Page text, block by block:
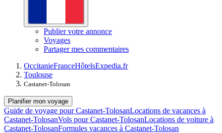
Publier votre annonce
Voyages
Partager mes commentaires
OccitanieFranceHôtelsExpedia.fr
Toulouse
Castanet-Tolosan
Planifier mon voyage
Guide de voyage pour Castanet-TolosanLocations de vacances à
Castanet-TolosanVols pour Castanet-TolosanLocations de voiture à
Castanet-TolosanFormules vacances à Castanet-Tolosan